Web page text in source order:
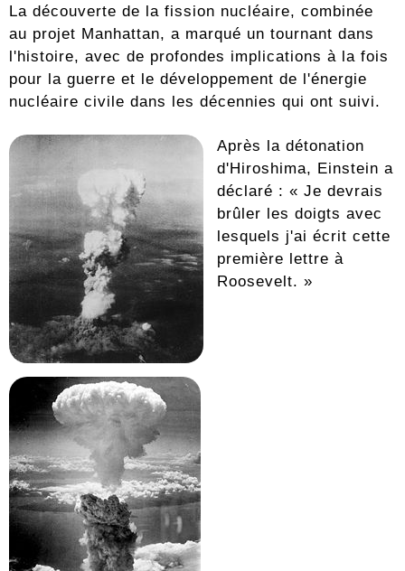
La découverte de la fission nucléaire, combinée
au projet Manhattan, a marqué un tournant dans
l'histoire, avec de profondes implications à la fois
pour la guerre et le développement de l'énergie
nucléaire civile dans les décennies qui ont suivi.
Après la détonation
d'Hiroshima, Einstein a
déclaré : « Je devrais
brûler les doigts avec
lesquels j'ai écrit cette
première lettre à
Roosevelt. »